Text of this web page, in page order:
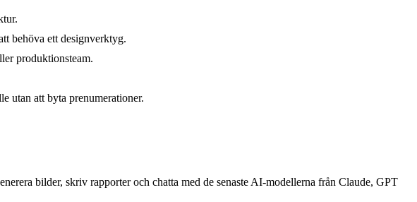
behöva ett designverktyg.
produktionsteam.
utan att byta prenumerationer.
bilder, skriv rapporter och chatta med de senaste AI-modellerna från Claude, GPT